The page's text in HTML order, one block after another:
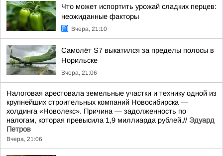
Что может испортить урожай сладких перцев:
неожиданные факторы
Вчера, 21:10
Самолёт S7 выкатился за пределы полосы в
Норильске
Вчера, 21:06
Налоговая арестовала земельные участки и технику одной из
крупнейших строительных компаний Новосибирска —
холдинга «Новолекс». Причина — задолженность по
налогам, которая превысила 1,9 миллиарда рублей.// Эдуард
Петров
Вчера, 21:06